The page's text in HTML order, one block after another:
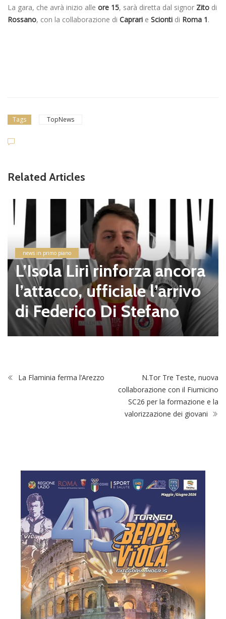
La gara, che avrà inizio alle ore 15, sarà diretta dal signor Zito di
Rossano, con la collaborazione di Caprari e Scionti di Roma 1.
Tags TopNews
Related Articles
news in primo piano
L’Isola Liri rinforza ancora
l’attacco, ufficiale l’arrivo
di Federico Di Stefano
La Flaminia ferma l’Arezzo
N.Tor Tre Teste, nuova
collaborazione con il Fiumicino
SC26 per la formazione e la
valorizzazione dei giovani